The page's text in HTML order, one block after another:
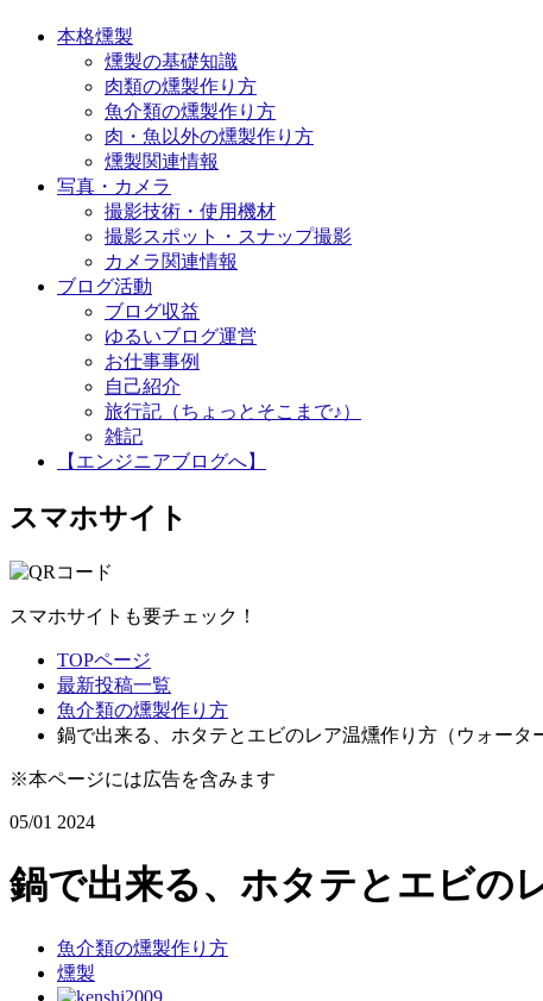
本格燻製
燻製の基礎知識
肉類の燻製作り方
魚介類の燻製作り方
肉・魚以外の燻製作り方
燻製関連情報
写真・カメラ
撮影技術・使用機材
撮影スポット・スナップ撮影
カメラ関連情報
ブログ活動
ブログ収益
ゆるいブログ運営
お仕事事例
自己紹介
旅行記（ちょっとそこまで♪）
雑記
【エンジニアブログへ】
スマホサイト
スマホサイトも要チェック！
TOPページ
最新投稿一覧
魚介類の燻製作り方
鍋で出来る、ホタテとエビのレア温燻作り方（ウォータ
※本ページには広告を含みます
05/01 2024
鍋で出来る、ホタテとエビの
魚介類の燻製作り方
燻製